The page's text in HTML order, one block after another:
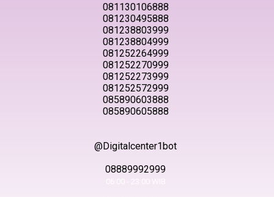
081130106888
081230495888
081238803999
081238804999
081252264999
081252270999
081252273999
081252572999
085890603888
085890605888
@Digitalcenter1bot
08889992999